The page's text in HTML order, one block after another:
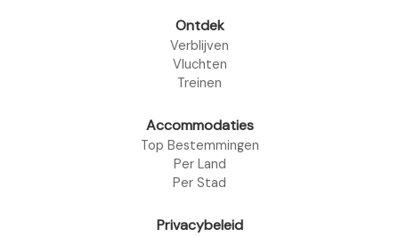
Ontdek
Verblijven
Vluchten
Treinen
Accommodaties
Top Bestemmingen
Per Land
Per Stad
Privacybeleid